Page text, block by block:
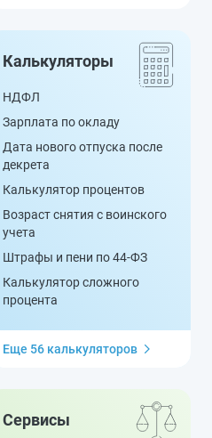
Калькуляторы
НДФЛ
Зарплата по окладу
Дата нового отпуска после
декрета
Калькулятор процентов
Возраст снятия с воинского
учета
Штрафы и пени по 44-ФЗ
Калькулятор сложного
процента
Еще 56 калькуляторов
Сервисы